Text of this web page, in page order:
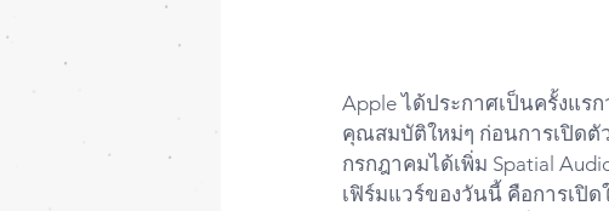
Apple ได้ประกาศเป็นครั้งแร
คุณสมบัติใหม่ๆ ก่อนการเปิดตั
กรกฎาคมได้เพิ่ม Spatial
เฟิร์มแวร์ของวันนี้ คือการเปิ